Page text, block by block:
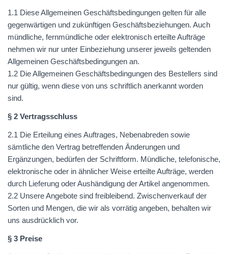
1.1 Diese Allgemeinen Geschäftsbedingungen gelten für alle
gegenwärtigen und zukünftigen Geschäftsbeziehungen. Auch
mündliche, fernmündliche oder elektronisch erteilte Aufträge
nehmen wir nur unter Einbeziehung unserer jeweils geltenden
Allgemeinen Geschäftsbedingungen an.
1.2 Die Allgemeinen Geschäftsbedingungen des Bestellers sind
nur gültig, wenn diese von uns schriftlich anerkannt worden
sind.
§ 2 Vertragsschluss
2.1 Die Erteilung eines Auftrages, Nebenabreden sowie
sämtliche den Vertrag betreffenden Änderungen und
Ergänzungen, bedürfen der Schriftform. Mündliche, telefonische,
elektronische oder in ähnlicher Weise erteilte Aufträge, werden
durch Lieferung oder Aushändigung der Artikel angenommen.
2.2 Unsere Angebote sind freibleibend. Zwischenverkauf der
Sorten und Mengen, die wir als vorrätig angeben, behalten wir
uns ausdrücklich vor.
§ 3 Preise